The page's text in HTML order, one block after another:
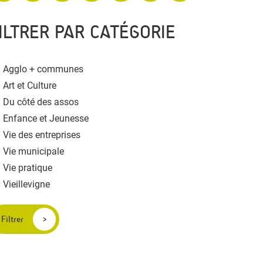
PAR CATÉGORIE
Agglo + communes
Art et Culture
Du côté des assos
Enfance et Jeunesse
Vie des entreprises
Vie municipale
Vie pratique
Vieillevigne
Filtrer